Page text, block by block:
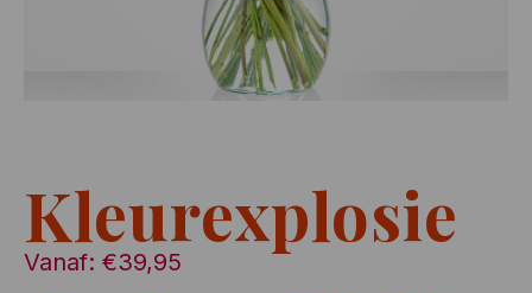
Kleurexplosie
Vanaf: €39,95